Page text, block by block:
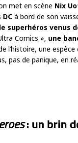
met en scène Nix
à bord de son
superhéros venus
Comics », une
l’histoire, une espèce
pas de panique, en
: un brin